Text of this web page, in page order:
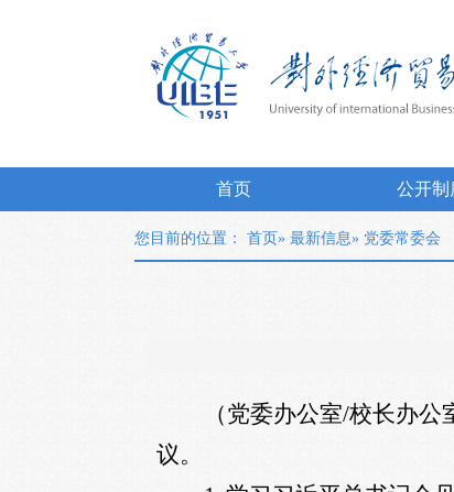
首页 公开制
您目前的位置： 首页» 最新信息» 党委常委会
（党委办公室/校长办公
议。